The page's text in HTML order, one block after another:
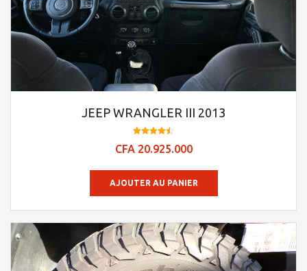
JEEP WRANGLER III 2013
4.48
CFA20.925.000
AJOUTER AU PANIER